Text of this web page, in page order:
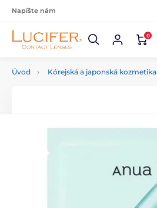
Napíšte nám
0
Úvod Kórejská a japonská kozmetika